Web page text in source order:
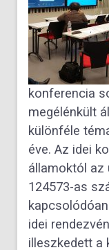
konferencia
megélénkült
különféle
éve. Az idei
államoktól az
124573-as
idei
illeszkedett a